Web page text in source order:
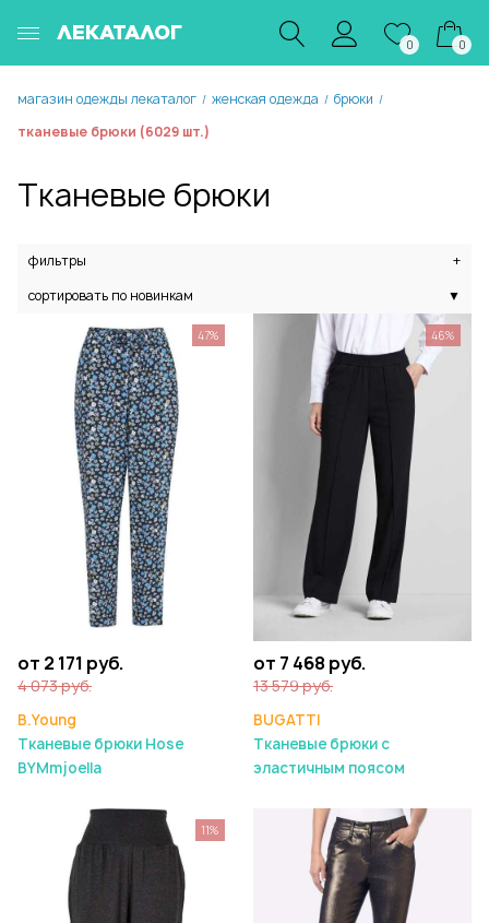
ЛЕКАТАЛОГ
0 0
магазин одежды лекаталог / женская одежда / брюки /
тканевые брюки (6029 шт.)
Тканевые брюки
фильтры
+
сортировать по новинкам
▼
от 2 171 руб.
4 073 руб.
B.Young
Тканевые брюки Hose
BYMmjoella
47%
от 7 468 руб.
13 579 руб.
BUGATTI
Тканевые брюки с
эластичным поясом
46%
11%